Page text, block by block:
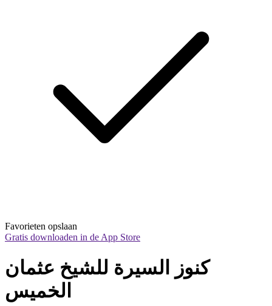
Favorieten opslaan
Gratis downloaden in de App Store
كنوز السيرة للشيخ عثمان
الخميس